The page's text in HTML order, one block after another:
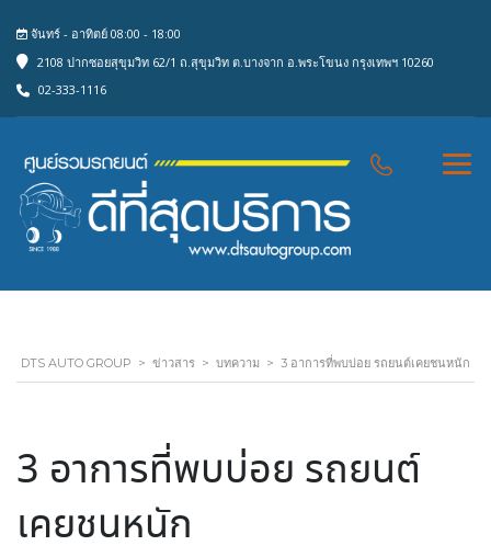
จันทร์ - อาทิตย์ 08:00 - 18:00
2108 ปากซอยสุขุมวิท 62/1 ถ.สุขุมวิท ต.บางจาก อ.พระโขนง กรุงเทพฯ 10260
02-333-1116
DTS AUTO GROUP > ข่าวสาร > บทความ > 3 อาการที่พบบ่อย รถยนต์เคยชนหนัก
3 อาการที่พบบ่อย รถยนต์
เคยชนหนัก